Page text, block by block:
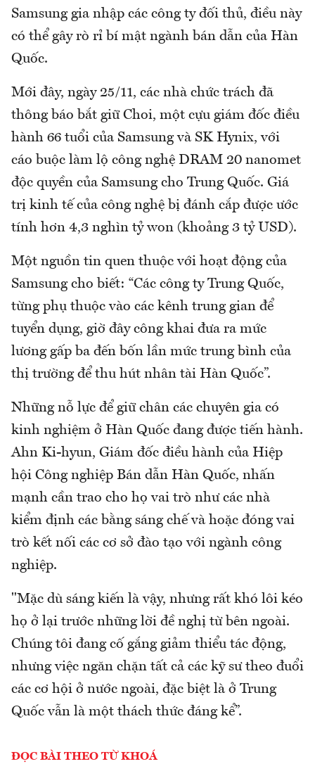
Samsung gia nhập các công ty đối thủ, điều này
có thể gây rò rỉ bí mật ngành bán dẫn của Hàn
Quốc.
Mới đây, ngày 25/11, các nhà chức trách đã
thông báo bắt giữ Choi, một cựu giám đốc điều
hành 66 tuổi của Samsung và SK Hynix, với
cáo buộc làm lộ công nghệ DRAM 20 nanomet
độc quyền của Samsung cho Trung Quốc. Giá
trị kinh tế của công nghệ bị đánh cắp được ước
tính hơn 4,3 nghìn tỷ won (khoảng 3 tỷ USD).
Một nguồn tin quen thuộc với hoạt động của
Samsung cho biết: “Các công ty Trung Quốc,
từng phụ thuộc vào các kênh trung gian để
tuyển dụng, giờ đây công khai đưa ra mức
lương gấp ba đến bốn lần mức trung bình của
thị trường để thu hút nhân tài Hàn Quốc”.
Những nỗ lực để giữ chân các chuyên gia có
kinh nghiệm ở Hàn Quốc đang được tiến hành.
Ahn Ki-hyun, Giám đốc điều hành của Hiệp
hội Công nghiệp Bán dẫn Hàn Quốc, nhấn
mạnh cần trao cho họ vai trò như các nhà
kiểm định các bằng sáng chế và hoặc đóng vai
trò kết nối các cơ sở đào tạo với ngành công
nghiệp.
"Mặc dù sáng kiến là vậy, nhưng rất khó lôi kéo
họ ở lại trước những lời đề nghị từ bên ngoài.
Chúng tôi đang cố gắng giảm thiểu tác động,
nhưng việc ngăn chặn tất cả các kỹ sư theo đuổi
các cơ hội ở nước ngoài, đặc biệt là ở Trung
Quốc vẫn là một thách thức đáng kể”.
ĐỌC BÀI THEO TỪ KHOÁ